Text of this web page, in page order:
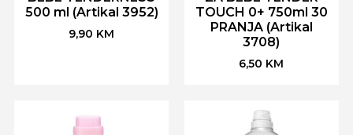
500 ml (Artikal 3952)
9,90 KM
TOUCH 0+ 750ml 30
PRANJA (Artikal
3708)
6,50 KM